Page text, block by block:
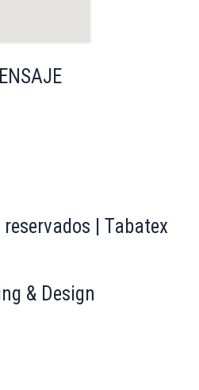
| Tabatex
& Design